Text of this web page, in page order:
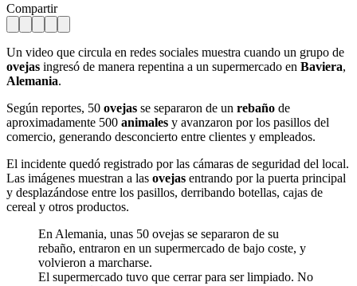
Compartir
Un video que circula en redes sociales muestra cuando un grupo de
ovejas ingresó de manera repentina a un supermercado en Baviera,
Alemania.
Según reportes, 50 ovejas se separaron de un rebaño de
aproximadamente 500 animales y avanzaron por los pasillos del
comercio, generando desconcierto entre clientes y empleados.
El incidente quedó registrado por las cámaras de seguridad del local.
Las imágenes muestran a las ovejas entrando por la puerta principal
y desplazándose entre los pasillos, derribando botellas, cajas de
cereal y otros productos.
En Alemania, unas 50 ovejas se separaron de su
rebaño, entraron en un supermercado de bajo coste, y
volvieron a marcharse.
El supermercado tuvo que cerrar para ser limpiado. No